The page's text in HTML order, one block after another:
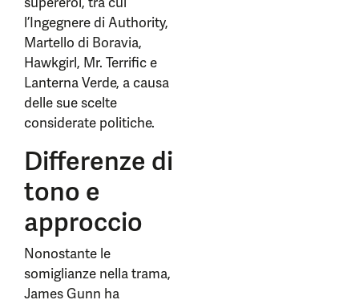
l’Ingegnere di Authority,
Martello di Boravia,
Hawkgirl, Mr. Terrific e
Lanterna Verde, a causa
delle sue scelte
considerate politiche.
Differenze di
tono e
approccio
Nonostante le
somiglianze nella trama,
James Gunn ha